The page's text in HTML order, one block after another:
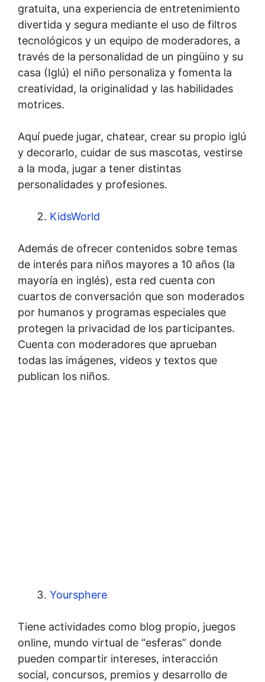
gratuita, una experiencia de entretenimiento
divertida y segura mediante el uso de filtros
tecnológicos y un equipo de moderadores, a
través de la personalidad de un pingüino y su
casa (Iglú) el niño personaliza y fomenta la
creatividad, la originalidad y las habilidades
motrices.
Aquí puede jugar, chatear, crear su propio iglú
y decorarlo, cuidar de sus mascotas, vestirse
a la moda, jugar a tener distintas
personalidades y profesiones.
KidsWorld
Además de ofrecer contenidos sobre temas
de interés para niños mayores a 10 años (la
mayoría en inglés), esta red cuenta con
cuartos de conversación que son moderados
por humanos y programas especiales que
protegen la privacidad de los participantes.
Cuenta con moderadores que aprueban
todas las imágenes, videos y textos que
publican los niños.
Yoursphere
Tiene actividades como blog propio, juegos
online, mundo virtual de “esferas” donde
pueden compartir intereses, interacción
social, concursos, premios y desarrollo de